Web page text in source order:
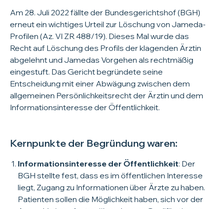
Am 28. Juli 2022 fällte der Bundesgerichtshof (BGH)
erneut ein wichtiges Urteil zur Löschung von Jameda-
Profilen (Az. VI ZR 488/19). Dieses Mal wurde das
Recht auf Löschung des Profils der klagenden Ärztin
abgelehnt und Jamedas Vorgehen als rechtmäßig
eingestuft. Das Gericht begründete seine
Entscheidung mit einer Abwägung zwischen dem
allgemeinen Persönlichkeitsrecht der Ärztin und dem
Informationsinteresse der Öffentlichkeit.
Kernpunkte der Begründung waren:
Informationsinteresse der Öffentlichkeit: Der
BGH stellte fest, dass es im öffentlichen Interesse
liegt, Zugang zu Informationen über Ärzte zu haben.
Patienten sollen die Möglichkeit haben, sich vor der